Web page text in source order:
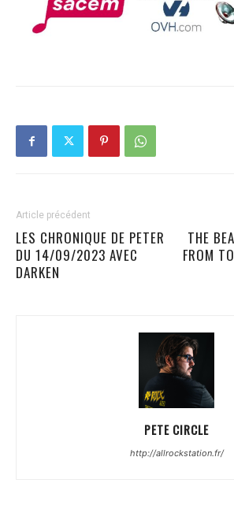
Article précédent
LES CHRONIQUE DE PETER
DU 14/09/2023 AVEC
DARKEN
THE
FROM
PETE CIRCLE
http://allrockstation.fr/